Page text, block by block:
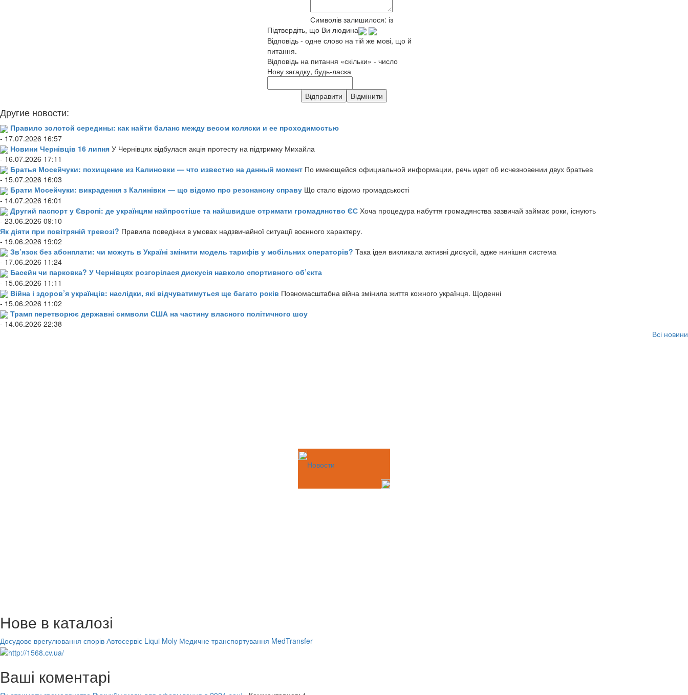
Символів залишилося: із
Підтвердіть, що Ви людина
Відповідь - одне слово на тій же мові, що й
питання.
Відповідь на питання «скільки» - число
Нову загадку, будь-ласка
Другие новости:
Правило золотой середины: как найти баланс между весом коляски и ее проходимостью
- 17.07.2026 16:57
Новини Чернівців 16 липня У Чернівцях відбулася акція протесту на підтримку Михайла
- 16.07.2026 17:11
Братья Мосейчуки: похищение из Калиновки — что известно на данный момент По имеющейся официальной информации, речь идет об исчезновении двух братьев
- 15.07.2026 16:03
Брати Мосейчуки: викрадення з Калинівки — що відомо про резонансну справу Що стало відомо громадськості
- 14.07.2026 16:01
Другий паспорт у Європі: де українцям найпростіше та найшвидше отримати громадянство ЄС Хоча процедура набуття громадянства зазвичай займає роки, існують
- 23.06.2026 09:10
Як діяти при повітряній тревозі? Правила поведінки в умовах надзвичайної ситуації воєнного характеру.
- 19.06.2026 19:02
Зв’язок без абонплати: чи можуть в Україні змінити модель тарифів у мобільних операторів? Така ідея викликала активні дискусії, адже нинішня система
- 17.06.2026 11:24
Басейн чи парковка? У Чернівцях розгорілася дискусія навколо спортивного об’єкта
- 15.06.2026 11:11
Війна і здоров’я українців: наслідки, які відчуватимуться ще багато років Повномасштабна війна змінила життя кожного українця. Щоденні
- 15.06.2026 11:02
Трамп перетворює державні символи США на частину власного політичного шоу
- 14.06.2026 22:38
Всі новини
Новости
Нове в каталозі
Досудове врегулювання спорів Автосервіс Liqui Moly Медичне транспортування MedTransfer
Ваші коментарі